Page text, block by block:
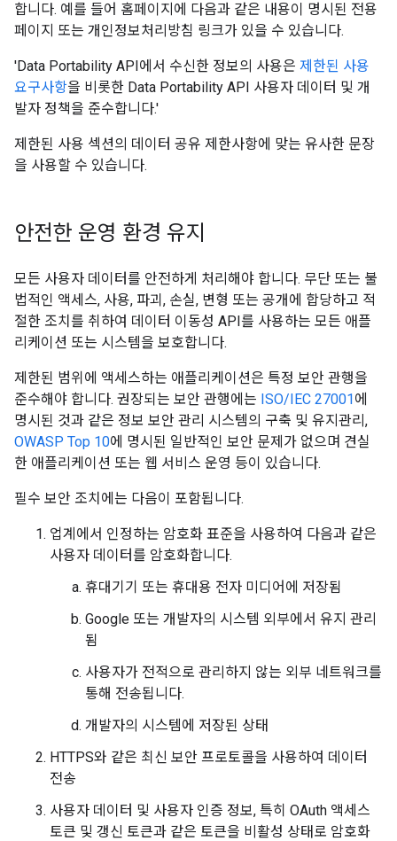
합니다. 예를 들어 홈페이지에 다음과 같은 내용이 명시된 전용
페이지 또는 개인정보처리방침 링크가 있을 수 있습니다.
'Data Portability API에서 수신한 정보의 사용은 제한된 사용
요구사항을 비롯한 Data Portability API 사용자 데이터 및 개
발자 정책을 준수합니다.'
제한된 사용 섹션의 데이터 공유 제한사항에 맞는 유사한 문장
을 사용할 수 있습니다.
안전한 운영 환경 유지
모든 사용자 데이터를 안전하게 처리해야 합니다. 무단 또는 불
법적인 액세스, 사용, 파괴, 손실, 변형 또는 공개에 합당하고 적
절한 조치를 취하여 데이터 이동성 API를 사용하는 모든 애플
리케이션 또는 시스템을 보호합니다.
제한된 범위에 액세스하는 애플리케이션은 특정 보안 관행을
준수해야 합니다. 권장되는 보안 관행에는 ISO/IEC 27001에
명시된 것과 같은 정보 보안 관리 시스템의 구축 및 유지관리,
OWASP Top 10에 명시된 일반적인 보안 문제가 없으며 견실
한 애플리케이션 또는 웹 서비스 운영 등이 있습니다.
필수 보안 조치에는 다음이 포함됩니다.
업계에서 인정하는 암호화 표준을 사용하여 다음과 같은
사용자 데이터를 암호화합니다.
휴대기기 또는 휴대용 전자 미디어에 저장됨
Google 또는 개발자의 시스템 외부에서 유지 관리
됨
사용자가 전적으로 관리하지 않는 외부 네트워크를
통해 전송됩니다.
개발자의 시스템에 저장된 상태
HTTPS와 같은 최신 보안 프로토콜을 사용하여 데이터
전송
사용자 데이터 및 사용자 인증 정보, 특히 OAuth 액세스
토큰 및 갱신 토큰과 같은 토큰을 비활성 상태로 암호화